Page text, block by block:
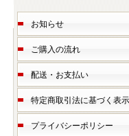
お知らせ
ご購入の流れ
配送・お支払い
特定商取引法に基づく表示
プライバシーポリシー